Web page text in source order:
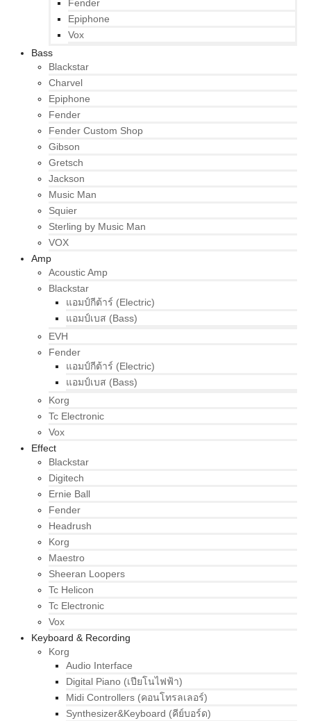
Fender
Epiphone
Vox
Bass
Blackstar
Charvel
Epiphone
Fender
Fender Custom Shop
Gibson
Gretsch
Jackson
Music Man
Squier
Sterling by Music Man
VOX
Amp
Acoustic Amp
Blackstar
แอมป์กีต้าร์ (Electric)
แอมป์เบส (Bass)
EVH
Fender
แอมป์กีต้าร์ (Electric)
แอมป์เบส (Bass)
Korg
Tc Electronic
Vox
Effect
Blackstar
Digitech
Ernie Ball
Fender
Headrush
Korg
Maestro
Sheeran Loopers
Tc Helicon
Tc Electronic
Vox
Keyboard & Recording
Korg
Audio Interface
Digital Piano (เปียโนไฟฟ้า)
Midi Controllers (คอนโทรลเลอร์)
Synthesizer&Keyboard (คีย์บอร์ด)